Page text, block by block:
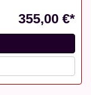
355,00 €*